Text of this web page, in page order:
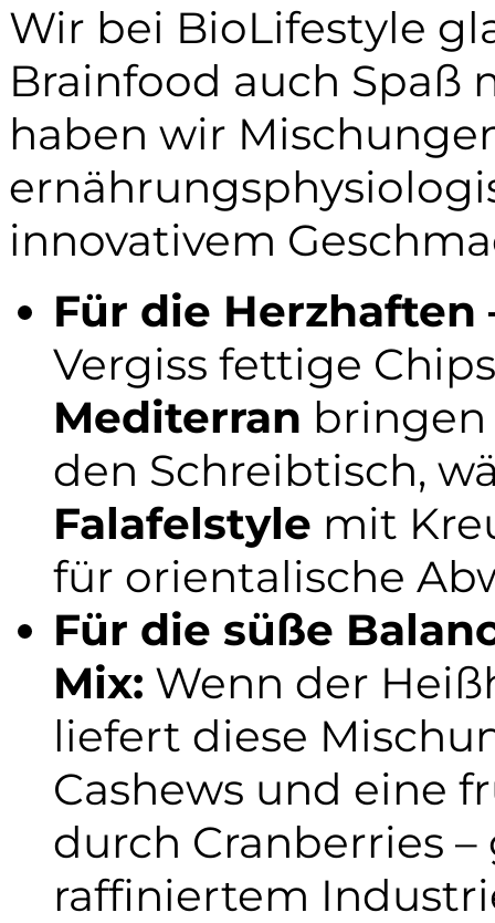
Wir bei BioLifestyle
Brainfood auch Spaß
haben wir
innovativem
Für die Herzhaften
Vergiss fettige
Mediterran bringen
den Schreibtisch,
Falafelstyle mit
für orientalische
Für die süße
Mix: Wenn der
liefert diese
Cashews und eine
durch Cranberries
raffiniertem